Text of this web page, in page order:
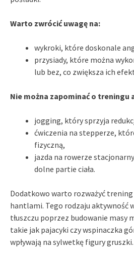
Warto zwrócić uwagę na:
wykroki, które doskonale
przysiady, które można
lub bez, co zwiększa ich
Nie można zapominać o treningu
jogging, który sprzyja
ćwiczenia na stepperze,
fizyczną,
jazda na rowerze
dolne partie ciała.
Dodatkowo warto rozważyć trening
hantlami. Tego rodzaju aktywność
tłuszczu poprzez budowanie masy
takie jak pajacyki czy wspinaczka
wpływają na sylwetkę figury gruszki.